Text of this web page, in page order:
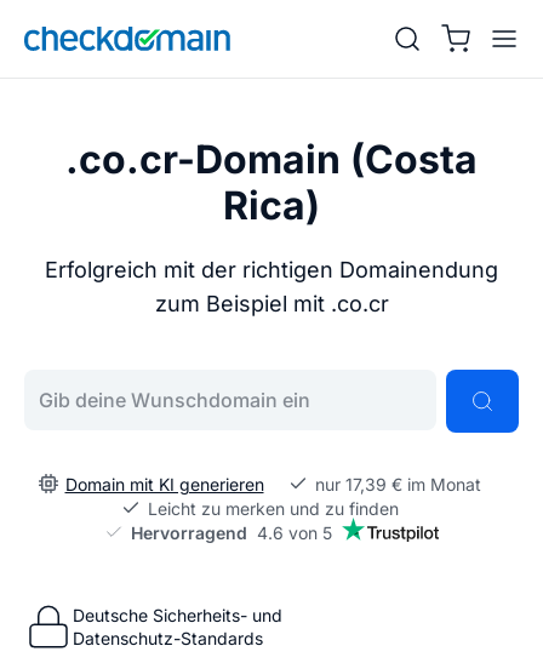
.co.cr-Domain (Costa
Rica)
Erfolgreich mit der richtigen Domainendung
zum Beispiel mit .co.cr
Domain mit KI generieren
nur 17,39 € im Monat
Leicht zu merken und zu finden
Hervorragend 4.6 von 5
Deutsche Sicherheits- und
Datenschutz-Standards